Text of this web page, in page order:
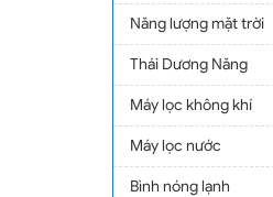
Năng lượng mặt trời
Thái Dương Năng
Máy lọc không khí
Máy lọc nước
Bình nóng lạnh